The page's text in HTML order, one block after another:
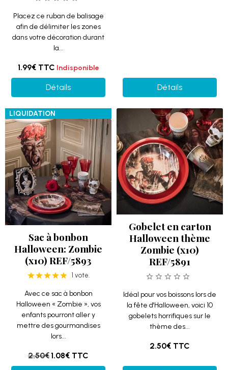
Placez ce ruban de balisage
afin de délimiter les zones
dans votre décoration durant
la...
1.99€ TTC Indisponible
Détails Détails
LIQUIDATION
Sac à bonbon
Halloween: Zombie
(x10) REF/5893
1 vote.
Avec ce sac à bonbon
Halloween « Zombie », vos
enfants pourront aller y
mettre des gourmandises
lors...
2.50€1.08€ TTC
Gobelet en carton
Halloween thème
Zombie (x10)
REF/5891
Idéal pour vos boissons lors de
la fête d'Halloween, voici 10
gobelets horrifiques sur le
thème des...
2.50€ TTC